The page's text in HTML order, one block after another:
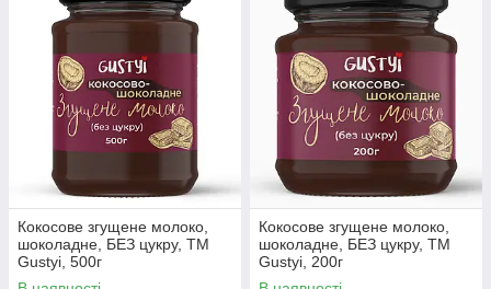
Кокосове згущене молоко,
шоколадне, БЕЗ цукру, ТМ
Gustyi, 500г
Кокосове згущене молоко,
шоколадне, БЕЗ цукру, ТМ
Gustyi, 200г